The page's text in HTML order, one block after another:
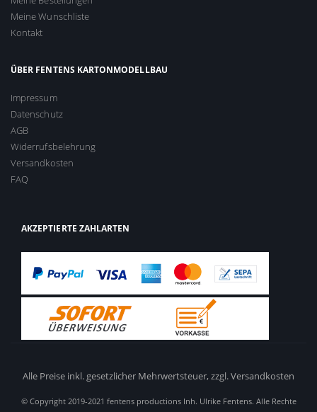
Meine Wunschliste
Kontakt
ÜBER FENTENS KARTONMODELLBAU
Impressum
Datenschutz
AGB
Widerrufsbelehrung
Versandkosten
FAQ
AKZEPTIERTE ZAHLARTEN
Alle Preise inkl. gesetzlicher Mehrwertsteuer,zzgl. Versandkosten
© Copyright 2019-2021 fentens productions Inh. Ulrike Fentens. Alle Rechte